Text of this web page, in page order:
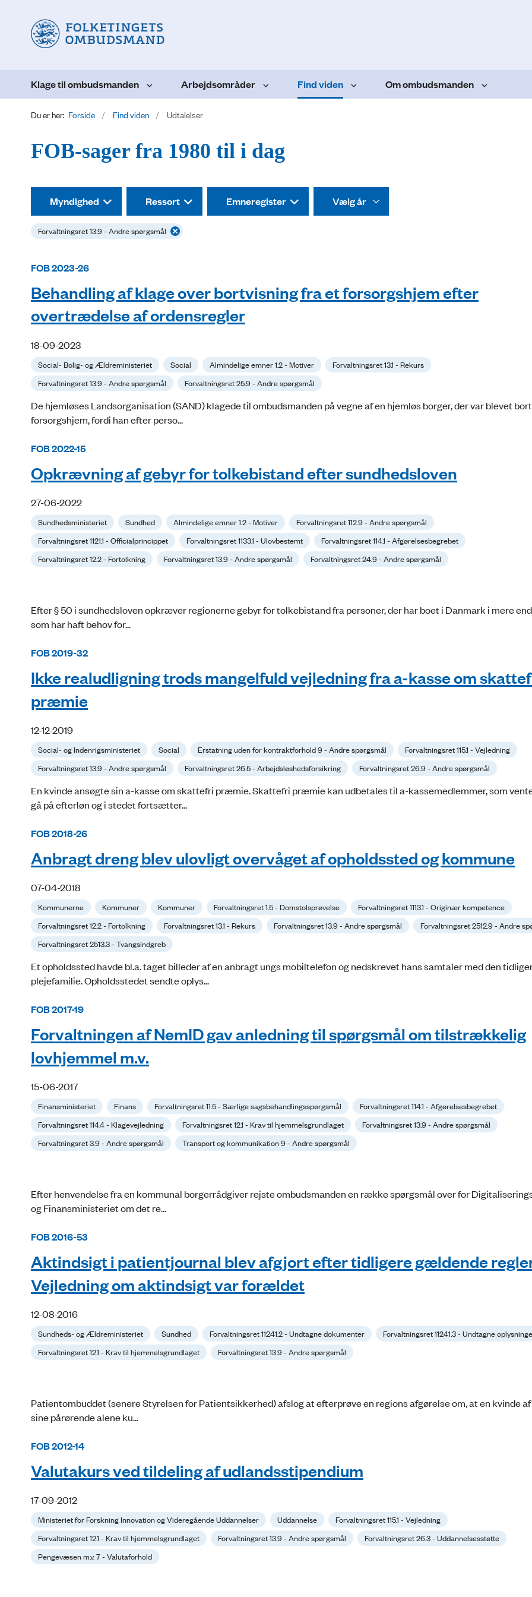
Klage til ombudsmanden Arbejdsområder Find viden Om ombudsmanden
Du er her: Forside Find viden Udtalelser
FOB-sager fra 1980 til i dag
Myndighed Ressort Emneregister
Forvaltningsret 13.9 - Andre spørgsmål
FOB 2023-26
Behandling af klage over bortvisning fra et forsorgshjem efter
overtrædelse af ordensregler
18-09-2023
Social- Bolig- og Ældreministeriet Social Almindelige emner 1.2 - Motiver
Forvaltningsret 13.1 - Rekurs
Forvaltningsret 13.9 - Andre spørgsmål
Forvaltningsret 25.9 - Andre spørgsmål
De hjemløses Landsorganisation (SAND) klagede til ombudsmanden på vegne af en hjemløs borger, der var blevet
forsorgshjem, fordi han efter perso...
FOB 2022-15
Opkrævning af gebyr for tolkebistand efter sundhedsloven
27-06-2022
Sundhedsministeriet Sundhed Almindelige emner 1.2 - Motiver
Forvaltningsret 112.9 - Andre spørgsmål
Forvaltningsret 1121.1 - Officialprincippet
Forvaltningsret 1133.1 - Ulovbestemt
Forvaltningsret 114.1 - Afgørelsesbegrebet
Forvaltningsret 12.2 - Fortolkning
Forvaltningsret 13.9 - Andre spørgsmål Forvaltningsret 24.9 - Andre spørgsmål
Efter § 50 i sundhedsloven opkræver regionerne gebyr for tolkebistand fra personer, der har boet i Danmark i mere
som har haft behov for...
FOB 2019-32
Ikke realudligning trods mangelfuld vejledning fra a-kasse om
præmie
12-12-2019
Social- og Indenrigsministeriet Social Erstatning uden for kontraktforhold 9 - Andre spørgsmål
Forvaltningsret 115.1 - Vejledning
Forvaltningsret 13.9 - Andre spørgsmål
Forvaltningsret 26.5 - Arbejdsløshedsforsikring Forvaltningsret 26.9 - Andre spørgsmål
En kvinde ansøgte sin a-kasse om skattefri præmie. Skattefri præmie kan udbetales til a-kassemedlemmer, som
gå på efterløn og i stedet fortsætter...
FOB 2018-26
Anbragt dreng blev ulovligt overvåget af opholdssted og kommune
07-04-2018
Kommunerne Kommuner Kommuner Forvaltningsret 1.5 - Domstolsprøvelse
Forvaltningsret 1113.1 - Originær kompetence
Forvaltningsret 12.2 - Fortolkning
Forvaltningsret 13.1 - Rekurs Forvaltningsret 13.9 - Andre spørgsmål
Forvaltningsret 2512.9 - Andre
Forvaltningsret 2513.3 - Tvangsindgreb
Et opholdssted havde bl.a. taget billeder af en anbragt ungs mobiltelefon og nedskrevet hans samtaler med den
plejefamilie. Opholdsstedet sendte oplys...
FOB 2017-19
Forvaltningen af NemID gav anledning til spørgsmål om tilstrækkelig
lovhjemmel m.v.
15-06-2017
Finansministeriet Finans Forvaltningsret 11.5 - Særlige sagsbehandlingsspørgsmål
Forvaltningsret 114.1 - Afgørelsesbegrebet
Forvaltningsret 114.4 - Klagevejledning
Forvaltningsret 12.1 - Krav til hjemmelsgrundlaget
Forvaltningsret 13.9 - Andre spørgsmål
Forvaltningsret 3.9 - Andre spørgsmål
Transport og kommunikation 9 - Andre spørgsmål
Efter henvendelse fra en kommunal borgerrådgiver rejste ombudsmanden en række spørgsmål over for
og Finansministeriet om det re...
FOB 2016-53
Aktindsigt i patientjournal blev afgjort efter tidligere gældende
Vejledning om aktindsigt var forældet
12-08-2016
Sundheds- og Ældreministeriet Sundhed Forvaltningsret 11241.2 - Undtagne dokumenter
Forvaltningsret 11241.3 - Undtagne
Forvaltningsret 12.1 - Krav til hjemmelsgrundlaget
Forvaltningsret 13.9 - Andre spørgsmål
Patientombuddet (senere Styrelsen for Patientsikkerhed) afslog at efterprøve en regions afgørelse om, at en kvinde
sine pårørende alene ku...
FOB 2012-14
Valutakurs ved tildeling af udlandsstipendium
17-09-2012
Ministeriet for Forskning Innovation og Videregående Uddannelser Uddannelse
Forvaltningsret 115.1 - Vejledning
Forvaltningsret 12.1 - Krav til hjemmelsgrundlaget
Forvaltningsret 13.9 - Andre spørgsmål
Forvaltningsret 26.3 - Uddannelsesstøtte
Pengevæsen m.v. 7 - Valutaforhold